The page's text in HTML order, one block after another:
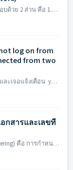
ขั้นตอนการตั้งค่ารอบระยะเวลาบัญชี ประกอบด้วย 2 ส่วน คือ 1.สร้าง Period Indicators 2.สร้าง Posting Period 1. การสร้าง Period Indicators : ใช้สำหรับระบ...
log on from
from two
ปัญหาการใช้งาน : User จะ log in เข้าระบบและเจอแจ้งเตือน you cannot log on from this station because you are connected from two other stations สาเหตุของ...
อกสารและเลขที่
การกำหนดเลขที่เอกสาร (Document Numbering) คือ การกำหนดโครงสร้างเลขที่เอกสารสำหรับเอกสารทุกประเภทที่ใช้ในโปรแกรม SAP Business One ขั้นตอนการกำหนดเลขที่เอกสา...